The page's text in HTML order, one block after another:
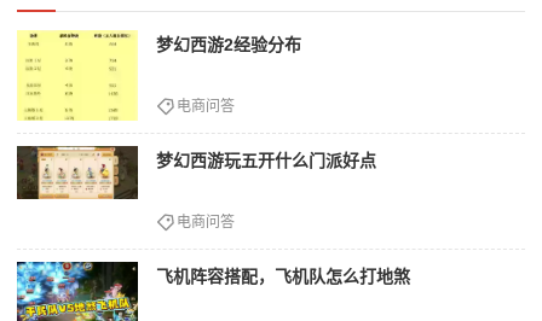
梦幻西游2经验分布
电商问答
梦幻西游玩五开什么门派好点
电商问答
飞机阵容搭配，飞机队怎么打地煞